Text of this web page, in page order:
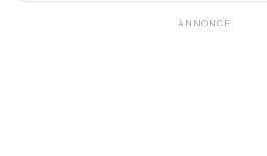
ANNONCE